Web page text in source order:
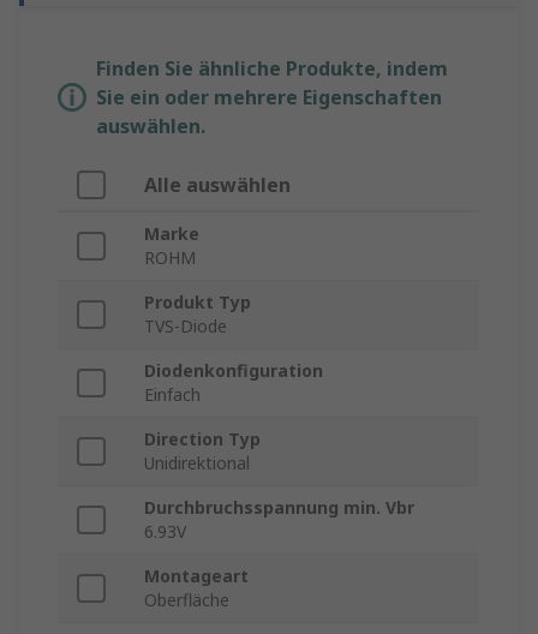
Finden Sie ähnliche Produkte, indem
Sie ein oder mehrere Eigenschaften
auswählen.
Alle auswählen
Marke
ROHM
Produkt Typ
TVS-Diode
Diodenkonfiguration
Einfach
Direction Typ
Unidirektional
Durchbruchsspannung min. Vbr
6.93V
Montageart
Oberfläche